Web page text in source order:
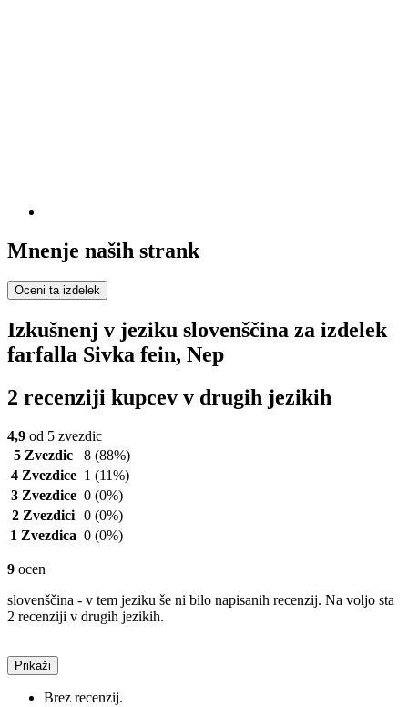
Mnenje naših strank
Oceni ta izdelek
Izkušnenj v jeziku slovenščina za izdelek
farfalla Sivka fein, Nep
2 recenziji kupcev v drugih jezikih
4,9 od 5 zvezdic
5 Zvezdic
8 (88%)
4 Zvezdice 1 (11%)
3 Zvezdice 0 (0%)
2 Zvezdici 0 (0%)
1 Zvezdica 0 (0%)
9 ocen
slovenščina - v tem jeziku še ni bilo napisanih recenzij. Na voljo sta
2 recenziji v drugih jezikih.
Prikaži
Brez recenzij.